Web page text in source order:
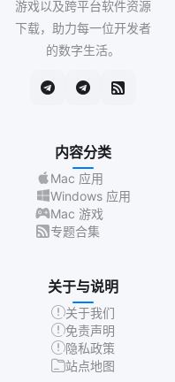
游戏以及跨平台软件资源
下载，助力每一位开发者
的数字生活。
内容分类
Mac 应用
Windows 应用
Mac 游戏
专题合集
关于与说明
关于我们
免责声明
隐私政策
站点地图